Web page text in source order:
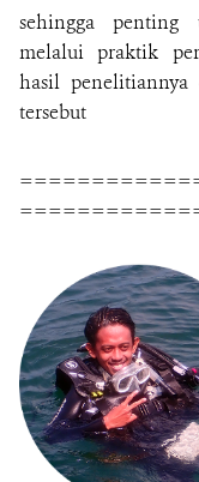
sehingga penting
melalui praktik
hasil penelitiannya
tersebut